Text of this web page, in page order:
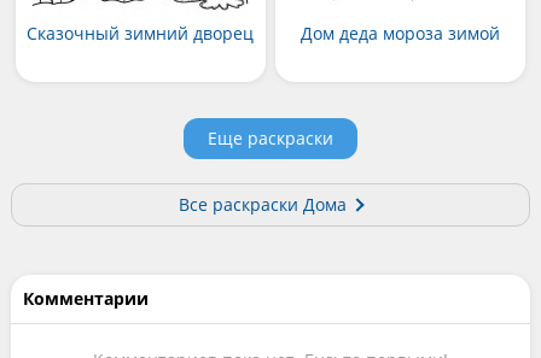
Сказочный зимний дворец Дом деда мороза зимой
Еще раскраски
Все раскраски Дома
Комментарии